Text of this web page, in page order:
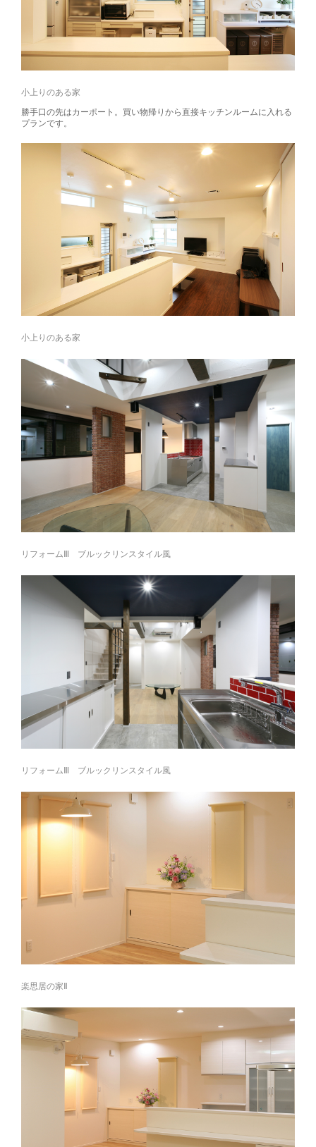
小上りのある家
勝手口の先はカーポート。買い物帰りから直接キッチンルームに入れる
プランです。
小上りのある家
リフォームⅢ ブルックリンスタイル風
リフォームⅢ ブルックリンスタイル風
楽思居の家Ⅱ